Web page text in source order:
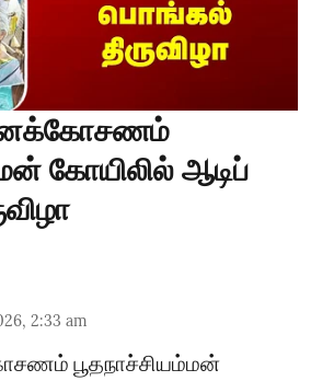
கோயிலில் ஆடிப்
2:33 am
பூதநாச்சியம்மன்